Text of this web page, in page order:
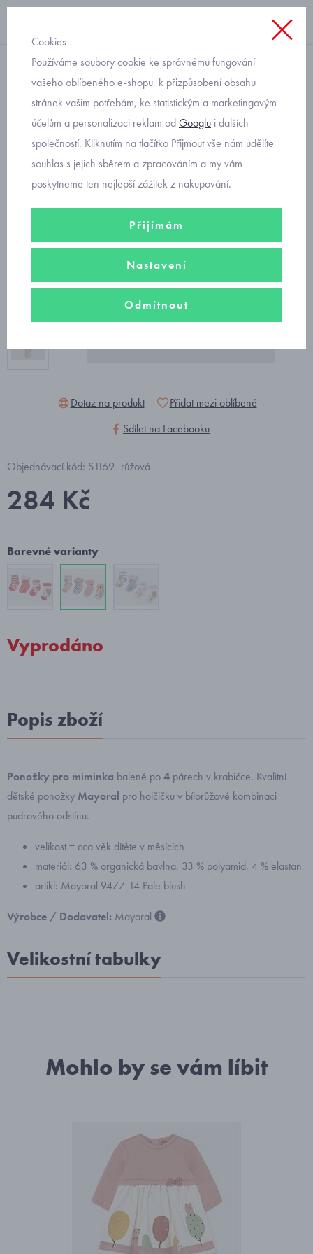
ponožky
obrázkové kojenecké
ponožky 4 páry Mayoral
9477-14
Dotaz na produkt
Přidat mezi oblíbené
Sdílet na Facebooku
Objednávací kód: S1169_růžová
284 Kč
Barevné varianty
Vyprodáno
Popis zboží
Ponožky pro miminka balené po4 párech v krabičce. Kvalitní
dětské ponožky Mayoral pro holčičku v bílorůžové kombinaci
pudrového odstínu.
velikost = cca věk dítěte v měsících
materiál: 63 % organická bavlna, 33 % polyamid, 4 % elastan
artikl: Mayoral 9477-14 Pale blush
Výrobce / Dodavatel: Mayoral
Velikostní tabulky
Mohlo by se vám líbit
Cookies
Používáme soubory cookie ke správnému fungování
vašeho oblíbeného e-shopu, k přizpůsobení obsahu
stránek vašim potřebám, ke statistickým a marketingovým
účelům a personalizaci reklam odGooglu i dalších
společností. Kliknutím na tlačítko Přijmout vše nám udělíte
souhlas s jejich sběrem a zpracováním a my vám
poskytneme ten nejlepší zážitek z nakupování.
Přijímám
Nastavení
Odmítnout